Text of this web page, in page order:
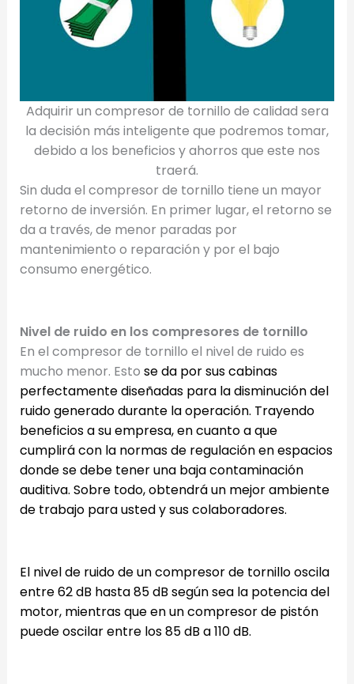
Adquirir un compresor de tornillo de calidad sera
la decisión más inteligente que podremos tomar,
debido a los beneficios y ahorros que este nos
traerá.
Sin duda el compresor de tornillo tiene un mayor
retorno de inversión. En primer lugar, el retorno se
da a través, de menor paradas por
mantenimiento o reparación y por el bajo
consumo energético.
Nivel de ruido en los compresores de tornillo
En el compresor de tornillo el nivel de ruido es
mucho menor. Esto se da por sus cabinas
perfectamente diseñadas para la disminución del
ruido generado durante la operación. Trayendo
beneficios a su empresa, en cuanto a que
cumplirá con la normasde regulación en espacios
donde se debe tener una baja contaminación
auditiva. Sobre todo, obtendrá un mejor ambiente
de trabajo para usted y sus colaboradores.
El nivel de ruido de un compresor de tornillo oscila
entre 62 dB hasta 85 dB según sea la potencia del
motor, mientras que en un compresor de pistón
puede oscilar entre los 85 dB a 110 dB.